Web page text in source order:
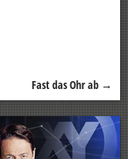
Fast das Ohr ab →